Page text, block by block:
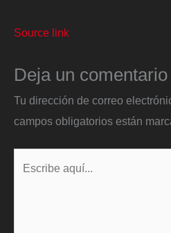
Source link
Deja un comentario
Tu dirección de correo
campos obligatorios están